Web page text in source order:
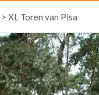
> XL Toren van Pisa